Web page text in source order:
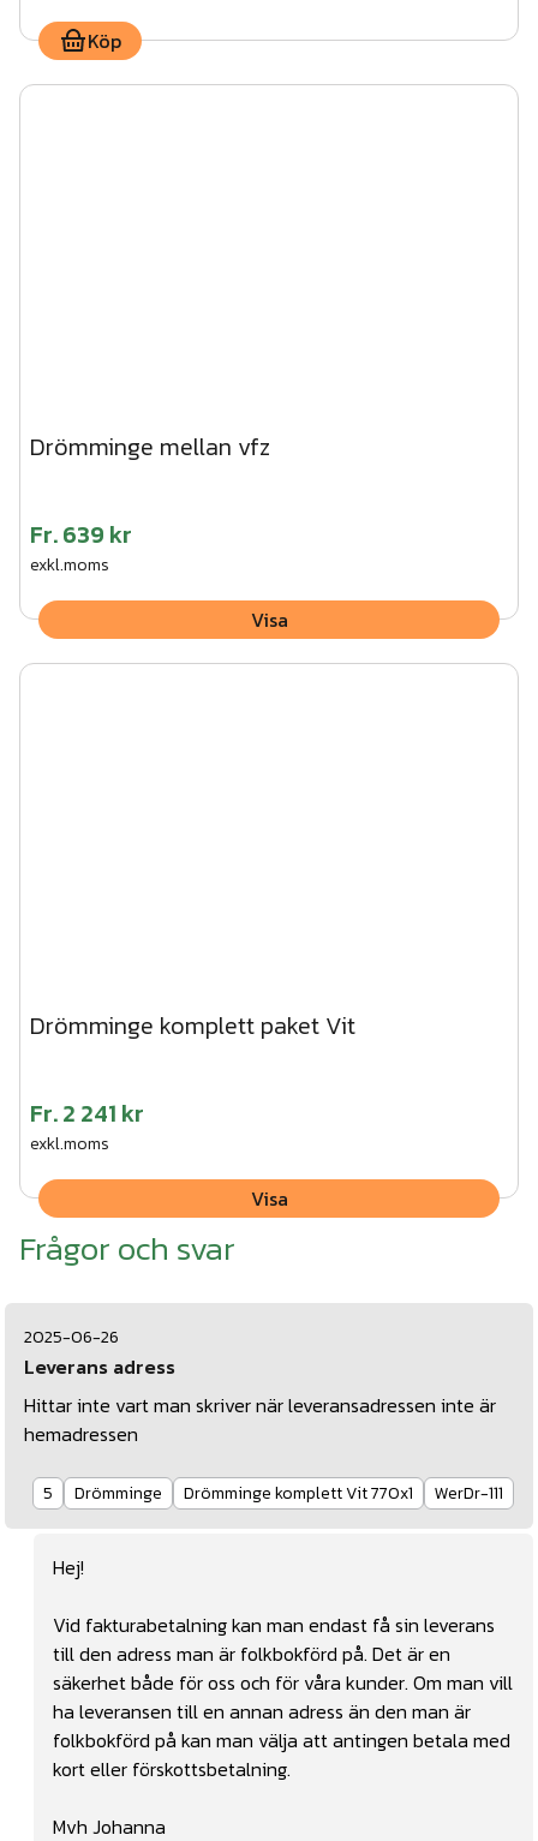
Köp
Drömminge mellan vfz
Fr.639 kr
exkl.moms
Visa
Drömminge komplett paket Vit
Fr.2 241 kr
exkl.moms
Visa
Frågor och svar
2025-06-26
Leverans adress
Hittar inte vart man skriver när leveransadressen inte är
hemadressen
5 Drömminge Drömminge komplett Vit 770x1 WerDr-111
Hej!
Vid fakturabetalning kan man endast få sin leverans
till den adress man är folkbokförd på. Det är en
säkerhet både för oss och för våra kunder. Om man vill
ha leveransen till en annan adress än den man är
folkbokförd på kan man välja att antingen betala med
kort eller förskottsbetalning.
Mvh Johanna